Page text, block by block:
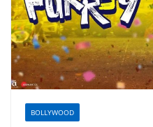
BOLLYWOOD